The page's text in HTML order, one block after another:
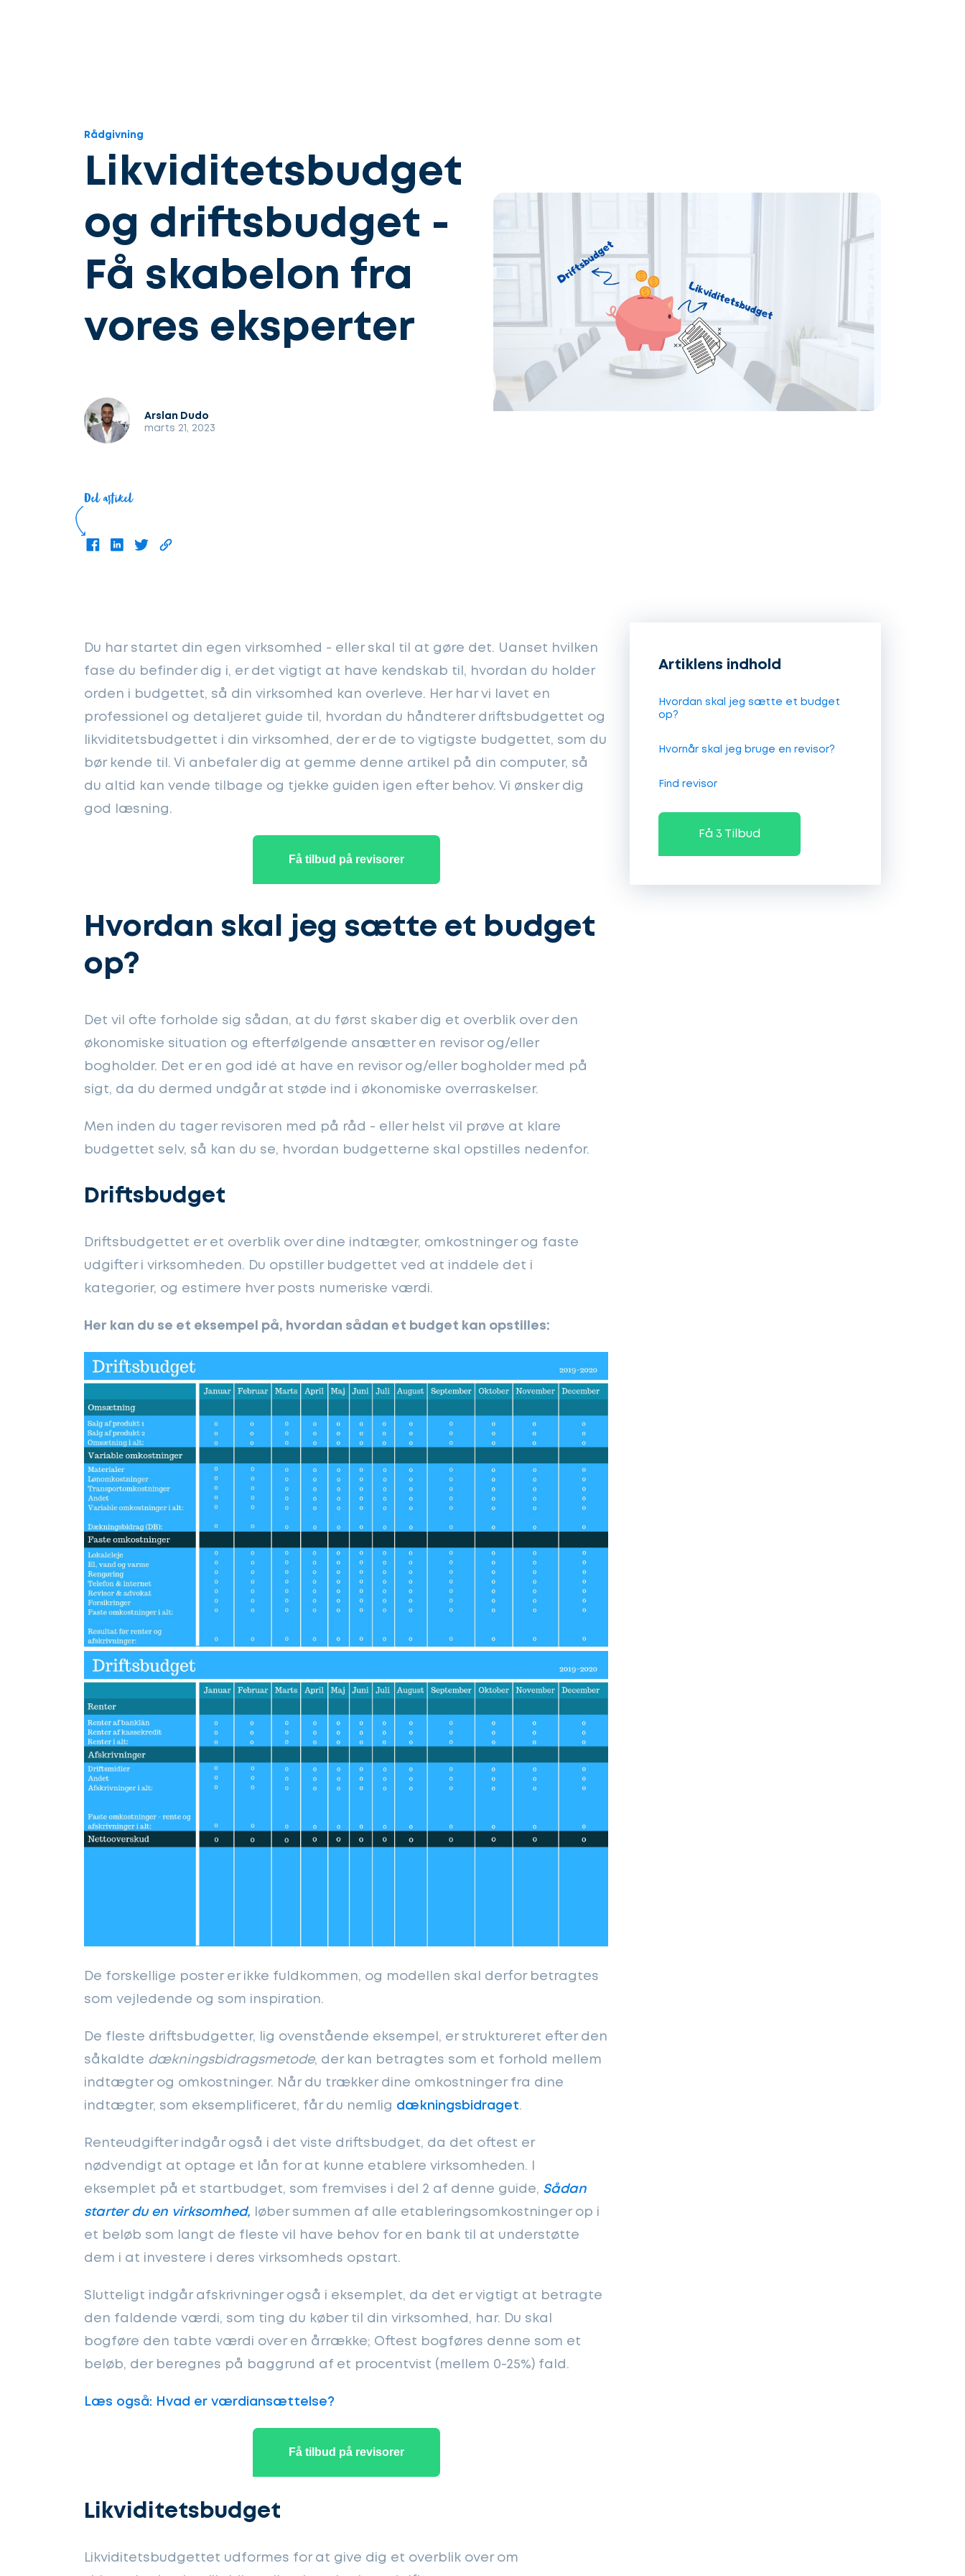
Rådgivning
Likviditetsbudget
og driftsbudget -
Få skabelon fra
vores eksperter
Arslan Dudo
marts 21, 2023
Del artikel
Du har startet din egen virksomhed - eller skal til at gøre det. Uanset hvilken
fase du befinder dig i, er det vigtigt at have kendskab til, hvordan du holder
orden i budgettet, så din virksomhed kan overleve. Her har vi lavet en
professionel og detaljeret guide til, hvordan du håndterer driftsbudgettet og
likviditetsbudgettet i din virksomhed, der er de to vigtigste budgettet, som du
bør kende til. Vi anbefaler dig at gemme denne artikel på din computer, så
du altid kan vende tilbage og tjekke guiden igen efter behov. Vi ønsker dig
god læsning.
Få tilbud på revisorer
Hvordan skal jeg sætte et budget
op?
Det vil ofte forholde sig sådan, at du først skaber dig et overblik over den
økonomiske situation og efterfølgende ansætter en revisor og/eller
bogholder. Det er en god idé at have en revisor og/eller bogholder med på
sigt, da du dermed undgår at støde ind i økonomiske overraskelser.
Men inden du tager revisoren med på råd - eller helst vil prøve at klare
budgettet selv, så kan du se, hvordan budgetterne skal opstilles nedenfor.
Driftsbudget
Driftsbudgettet er et overblik over dine indtægter, omkostninger og faste
udgifter i virksomheden. Du opstiller budgettet ved at inddele det i
kategorier, og estimere hver posts numeriske værdi.
Her kan du se et eksempel på, hvordan sådan et budget kan opstilles:
De forskellige poster er ikke fuldkommen, og modellen skal derfor betragtes
som vejledende og som inspiration.
De fleste driftsbudgetter, lig ovenstående eksempel, er struktureret efter den
såkaldte dækningsbidragsmetode, der kan betragtes som et forhold mellem
indtægter og omkostninger. Når du trækker dine omkostninger fra dine
indtægter, som eksemplificeret, får du nemlig dækningsbidraget.
Renteudgifter indgår også i det viste driftsbudget, da det oftest er
nødvendigt at optage et lån for at kunne etablere virksomheden. I
eksemplet på et startbudget, som fremvises i del 2 af denne guide, Sådan
starter du en virksomhed,
løber summen af alle etableringsomkostninger op i
et beløb som langt de fleste vil have behov for en bank til at understøtte
dem i at investere i deres virksomheds opstart.
Slutteligt indgår afskrivninger også i eksemplet, da det er vigtigt at betragte
den faldende værdi, som ting du køber til din virksomhed, har. Du skal
bogføre den tabte værdi over en årrække; Oftest bogføres denne som et
beløb, der beregnes på baggrund af et procentvist (mellem 0-25%) fald.
Læs også: Hvad er værdiansættelse?
Få tilbud på revisorer
Likviditetsbudget
Likviditetsbudgettet udformes for at give dig et overblik over om
Artiklens indhold
Hvordan skal jeg sætte et budget
op?
Hvornår skal jeg bruge en revisor?
Find revisor
Få 3 Tilbud